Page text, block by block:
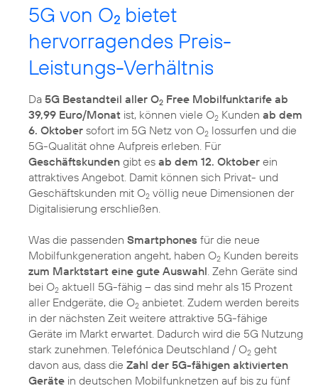
5G von O2 bietet
hervorragendes Preis-
Leistungs-Verhältnis
Da 5G Bestandteil aller O2 Free Mobilfunktarife ab
39,99 Euro/Monat ist, können viele O2 Kunden ab dem
6. Oktober sofort im 5G Netz von O2 lossurfen und die
5G-Qualität ohne Aufpreis erleben. Für
Geschäftskunden gibt es ab dem 12. Oktober ein
attraktives Angebot. Damit können sich Privat- und
Geschäftskunden mit O2 völlig neue Dimensionen der
Digitalisierung erschließen.
Was die passenden Smartphones für die neue
Mobilfunkgeneration angeht, haben O2 Kunden bereits
zum Marktstart eine gute Auswahl . Zehn Geräte sind
bei O2 aktuell 5G-fähig – das sind mehr als 15 Prozent
aller Endgeräte, die O2 anbietet. Zudem werden bereits
in der nächsten Zeit weitere attraktive 5G-fähige
Geräte im Markt erwartet. Dadurch wird die 5G Nutzung
stark zunehmen. Telefónica Deutschland / O2 geht
davon aus, dass die Zahl der 5G-fähigen aktivierten
Geräte in deutschen Mobilfunknetzen auf bis zu fünf